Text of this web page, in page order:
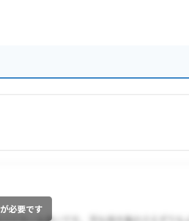
が必要です